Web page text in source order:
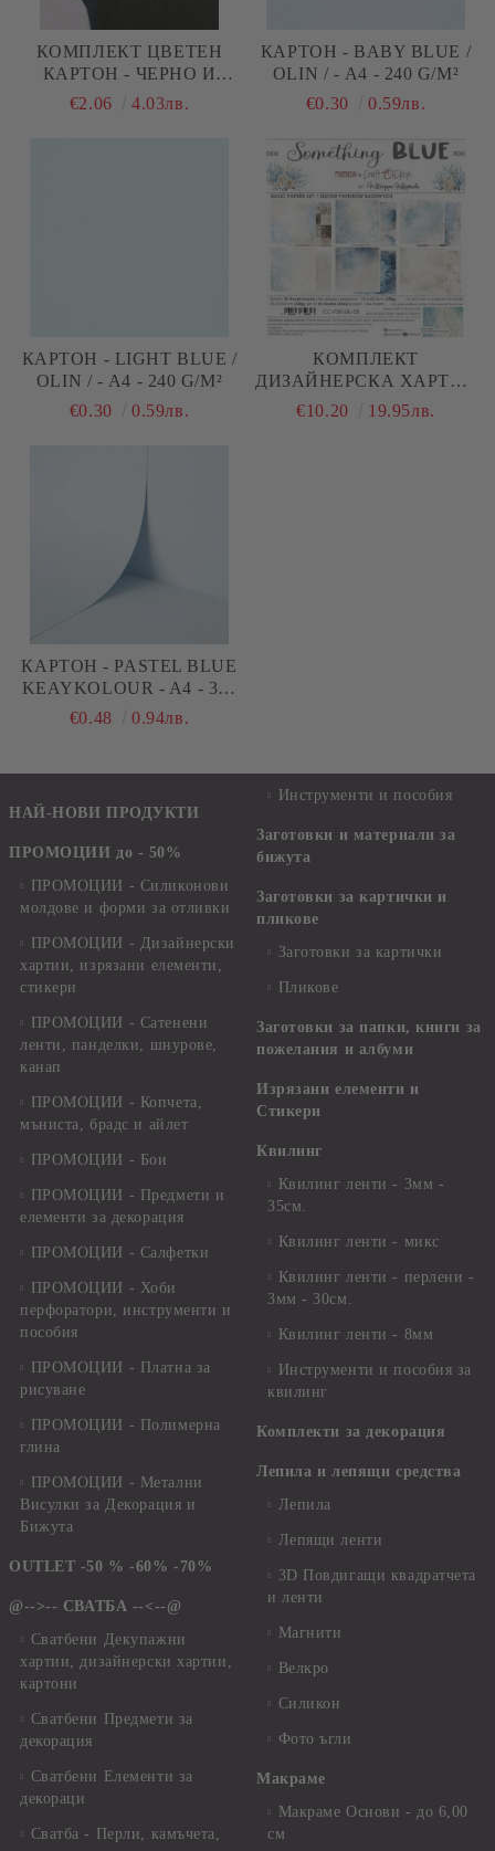
КОМПЛЕКТ ЦВЕТЕН
КАРТОН - ЧЕРНО И
ТЪМНО СИНЬО МИКС -
€2.06 4.03лв.
КАРТОН - BABY BLUE /
OLIN / - A4 - 240 G/M²
€0.30
0.59лв.
КАРТОН - LIGHT BLUE /
OLIN / - A4 - 240 G/M²
€0.30
0.59лв.
КОМПЛЕКТ
ДИЗАЙНЕРСКА ХАРТИЯ
- SOMETHING BLUE
€10.20 19.95лв.
КАРТОН - PASTEL BLUE
KEAYKOLOUR - A4 - 300
G/M²
€0.48 0.94лв.
НАЙ-НОВИ ПРОДУКТИ
ПРОМОЦИИ до - 50%
ПРОМОЦИИ - Силиконови
молдове и форми за отливки
ПРОМОЦИИ - Дизайнерски
хартии, изрязани елементи,
стикери
ПРОМОЦИИ - Сатенени
ленти, панделки, шнурове,
канап
ПРОМОЦИИ - Копчета,
мъниста, брадс и айлет
ПРОМОЦИИ - Бои
ПРОМОЦИИ - Предмети и
елементи за декорация
ПРОМОЦИИ - Салфетки
ПРОМОЦИИ - Хоби
перфоратори, инструменти и
пособия
ПРОМОЦИИ - Платна за
рисуване
ПРОМОЦИИ - Полимерна
глина
ПРОМОЦИИ - Метални
Висулки за Декорация и
Бижута
OUTLET -50 % -60% -70%
@-->-- СВАТБА --<--@
Сватбени Декупажни
хартии, дизайнерски хартии,
картони
Сватбени Предмети за
декорация
Сватбени Елементи за
декораци
Сватба - Перли, камъчета,
Инструменти и пособия
Заготовки и материали за
бижута
Заготовки за картички и
пликове
Заготовки за картички
Пликове
Заготовки за папки, книги за
пожелания и албуми
Изрязани елементи и
Стикери
Квилинг
Квилинг ленти - 3мм -
35см.
Квилинг ленти - микс
Квилинг ленти - перлени -
3мм - 30см.
Квилинг ленти - 8мм
Инструменти и пособия за
квилинг
Комплекти за декорация
Лепила и лепящи средства
Лепила
Лепящи ленти
3D Повдигащи квадратчета
и ленти
Магнити
Велкро
Силикон
Фото ъгли
Макраме
Макраме Основи - до 6,00
см